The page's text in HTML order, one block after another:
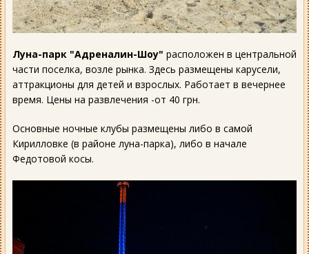
Луна-парк "Адреналин-Шоу" расположен в центральной
части поселка, возле рынка. Здесь размещены карусели,
аттракционы для детей и взрослых. Работает в вечернее
время. Цены на развлечения -от 40 грн.
Основные ночные клубы размещены либо в самой
Кирилловке (в районе луна-парка), либо в начале
Федотовой косы.